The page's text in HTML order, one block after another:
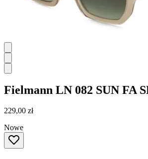
Fielmann LN 082 SUN FA
229,00 zł
Nowe